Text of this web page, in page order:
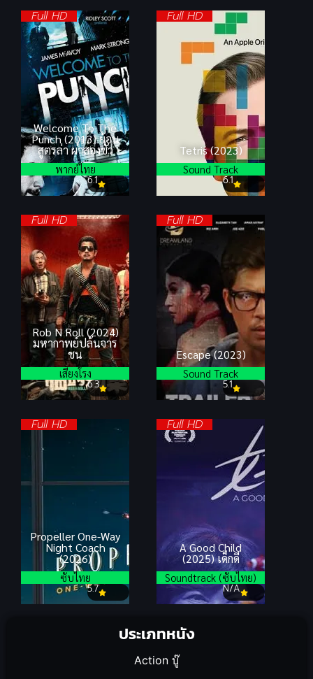
ประเภทหนัง
Action บู๊
Full HD
Welcome To The
Punch (2013) ย้อน
สูตรล่า ผ่าสองขั้ว
6.1
พากย์ไทย
Full HD
Tetris (2023)
6.1
Sound Track
Full HD
Rob N Roll (2024)
มหากาพย์ปล้นจาร
ชน
6.3
เสียงโรง
Full HD
Escape (2023)
5.1
Sound Track
Full HD
Propeller One-Way
Night Coach
(2026)
5.7
ซับไทย
Full HD
A Good Child
(2025) เด็กดี
N/A
Soundtrack (ซับไทย)